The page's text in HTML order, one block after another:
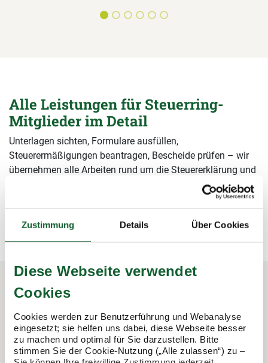
Zustimmung Details Über Cookies
Diese Webseite verwendet
Cookies
Cookies werden zur Benutzerführung und Webanalyse
eingesetzt; sie helfen uns dabei, diese Webseite besser
zu machen und optimal für Sie darzustellen. Bitte
stimmen Sie der Cookie-Nutzung („Alle zulassen“) zu –
Alle Leistungen für Steuerring-
Mitglieder im Detail
Unterlagen sichten, Formulare ausfüllen,
Steuerermäßigungen beantragen, Bescheide prüfen – wir
übernehmen alle Arbeiten rund um die Steuererklärung und
mehr erfahren
mehr erfahren
So funktioniert's: